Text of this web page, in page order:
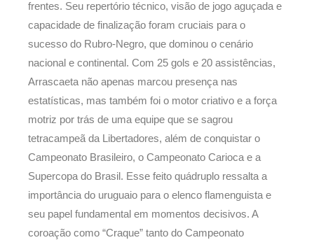
frentes. Seu repertório técnico, visão de jogo aguçada e
capacidade de finalização foram cruciais para o
sucesso do Rubro-Negro, que dominou o cenário
nacional e continental. Com 25 gols e 20 assistências,
Arrascaeta não apenas marcou presença nas
estatísticas, mas também foi o motor criativo e a força
motriz por trás de uma equipe que se sagrou
tetracampeã da Libertadores, além de conquistar o
Campeonato Brasileiro, o Campeonato Carioca e a
Supercopa do Brasil. Esse feito quádruplo ressalta a
importância do uruguaio para o elenco flamenguista e
seu papel fundamental em momentos decisivos. A
coroação como “Craque” tanto do Campeonato